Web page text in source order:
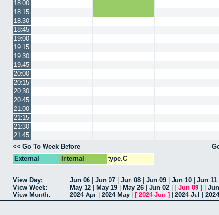
18:00
18:15
18:30
18:45
19:00
19:15
19:30
19:45
20:00
20:15
20:30
20:45
21:00
21:15
21:30
21:45
<< Go To Week Before
External
Internal type.C
View Day: Jun 06 Jun 07 Jun 08 Jun 09 Jun 10 Jun 11
View Week:
May 12 May 19 May 26 Jun 02 [ Jun 09 ]
View Month:
2024 Apr 2024 May [ 2024 Jun ] 2024 Jul